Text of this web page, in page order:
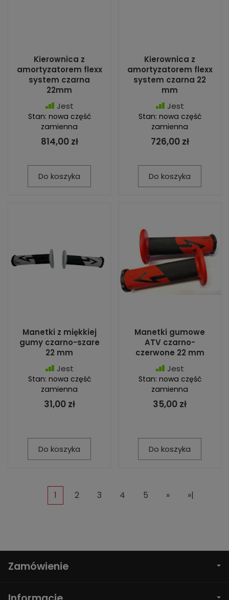
Kierownica z
amortyzatorem flexx
system czarna
22mm
Jest
Stan: nowa część
zamienna
814,00 zł
Do koszyka
Kierownica z
amortyzatorem flexx
system czarna 22
mm
Jest
Stan: nowa część
zamienna
726,00 zł
Do koszyka
Manetki z miękkiej
gumy czarno-szare
22 mm
Jest
Stan: nowa część
zamienna
31,00 zł
Do koszyka
Manetki gumowe
ATV czarno-
czerwone 22 mm
Jest
Stan: nowa część
zamienna
35,00 zł
Do koszyka
1 2 3 4 5 » »|
Zamówienie